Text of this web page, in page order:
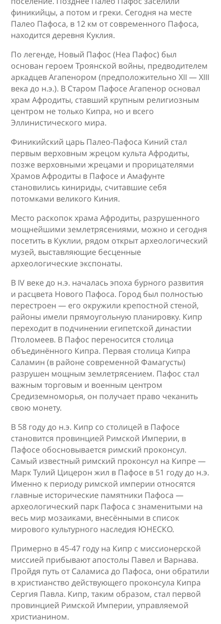
финикийцы, а потом и греки. Сегодня на месте
Палео Пафоса, в 12 км от современного Пафоса,
находится деревня Куклия.
По легенде, Новый Пафос (Неа Пафос) был
основан героем Троянской войны, предводителем
аркадцев Агапенором (предположительно XII — XIII
века до н.э.). В Старом Пафосе Агапенор основал
храм Афродиты, ставший крупным религиозным
центром не только Кипра, но и всего
Эллинистического мира.
Финикийский царь Палео-Пафоса Киний стал
первым верховным жрецом культа Афродиты,
позже верховными жрецами и прорицателями
Храмов Афродиты в Пафосе и Амафунте
становились кинириды, считавшие себя
потомками великого Киния.
Место раскопок храма Афродиты, разрушенного
мощнейшими землетрясениями, можно и сегодня
посетить в Куклии, рядом открыт археологический
музей, выставляющие бесценные
археологические экспонаты.
В IV веке до н.э. началась эпоха бурного развития
и расцвета Нового Пафоса. Город был полностью
перестроен — его окружили крепостной стеной,
районы имели прямоугольную планировку. Кипр
переходит в подчинении египетской династии
Птоломеев. В Пафос переносится столица
объединённого Кипра. Первая столица Кипра
Саламин (в районе современной Фамагусты)
разрушен мощным землетрясением. Пафос стал
важным торговым и военным центром
Средиземноморья, он получает право чеканить
свою монету.
В 58 году до н.э. Кипр со столицей в Пафосе
становится провинцией Римской Империи, в
Пафосе обосновывается римский проконсул.
Самый известный римский проконсул на Кипре —
Марк Тулий Цицерон жил в Пафосе в 51 году до н.э.
Именно к периоду римской империи относятся
главные исторические памятники Пафоса —
археологический парк Пафоса с знаменитыми на
весь мир мозаиками, внесёнными в список
мирового культурного наследия ЮНЕСКО.
Примерно в 45-47 году на Кипр с миссионерской
миссией прибывают апостолы Павел и Варнава.
Пройдя путь от Саламиса до Пафоса, они обратили
в христианство действующего проконсула Кипра
Сергия Павла. Кипр, таким образом, стал первой
провинцией Римской Империи, управляемой
христианином.